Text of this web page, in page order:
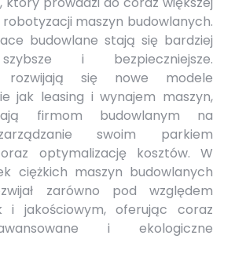
maszyn budowlanych.
budowlane stają się bardziej
i bezpieczniejsze.
rozwijają się nowe modele
jak leasing i wynajem maszyn,
firmom budowlanym na
swoim parkiem
optymalizację kosztów. W
ciężkich maszyn budowlanych
zarówno pod względem
i jakościowym, oferując coraz
i ekologiczne